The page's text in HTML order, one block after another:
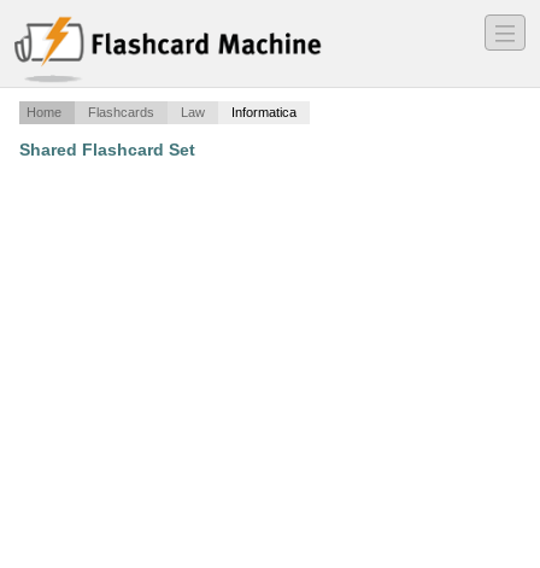
―
―
―
Home Flashcards Law Informatica
Shared Flashcard Set